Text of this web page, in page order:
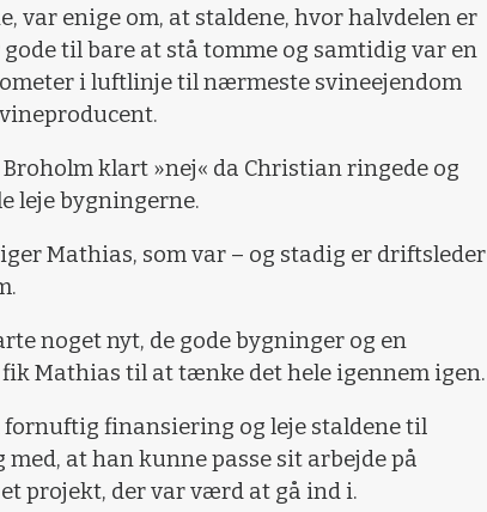
var enige om, at staldene, hvor halvdelen er
til bare at stå tomme og samtidig var en
i luftlinje til nærmeste svineejendom
klart »nej« da Christian ringede og
leje bygningerne.
Mathias, som var – og stadig er driftsleder
noget nyt, de gode bygninger og en
Mathias til at tænke det hele igennem igen.
fornuftig finansiering og leje staldene til
at han kunne passe sit arbejde på
projekt, der var værd at gå ind i.